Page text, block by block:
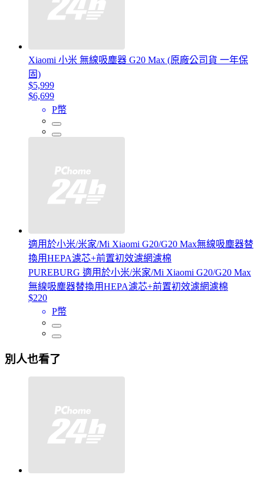
Xiaomi 小米 無線吸塵器 G20 Max (原廠公司貨 一年保
固)
$5,999
$6,699
P幣
適用於小米/米家/Mi Xiaomi G20/G20 Max無線吸塵器替
換用HEPA濾芯+前置初效濾網濾棉
PUREBURG 適用於小米/米家/Mi Xiaomi G20/G20 Max
無線吸塵器替換用HEPA濾芯+前置初效濾網濾棉
$220
P幣
別人也看了